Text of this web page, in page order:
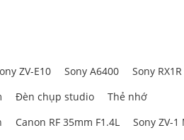
ZV-E10 Sony A6400
Sony
Đèn chụp studio
Thẻ nhớ
Canon RF 35mm F1.4L
Sony ZV-1